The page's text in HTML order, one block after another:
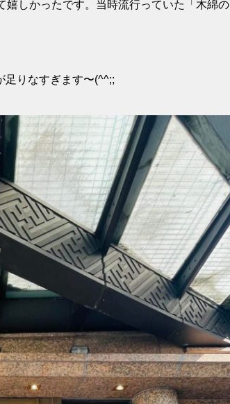
しかったです。当時流行っていた「木綿の
足りなすぎます〜(^^;;